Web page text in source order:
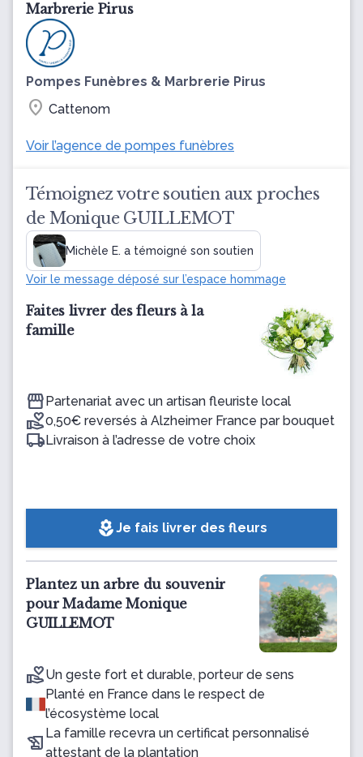
Marbrerie Pirus
Pompes Funèbres & Marbrerie Pirus
Voir l’agence de pompes funèbres
location_on Cattenom
Témoignez votre soutien aux proches
de Monique GUILLEMOT
Michèle E. a témoigné son soutien
Voir le message déposé sur l’espace hommage
Faites livrer des fleurs à la
famille
Partenariat avec un artisan fleuriste local
0,50€ reversés à Alzheimer France par bouquet
Livraison à l’adresse de votre choix
local_floristJe fais livrer des fleurs
Plantez un arbre du souvenir
pour Madame Monique
GUILLEMOT
Un geste fort et durable, porteur de sens
Planté en France dans le respect de
l’écosystème local
La famille recevra un certificat personnalisé
attestant de la plantation